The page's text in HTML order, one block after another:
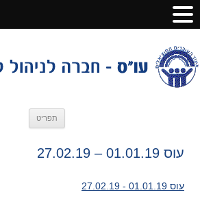
תפריט
עוס 01.01.19 – 27.02.19
עוס 01.01.19 - 27.02.19